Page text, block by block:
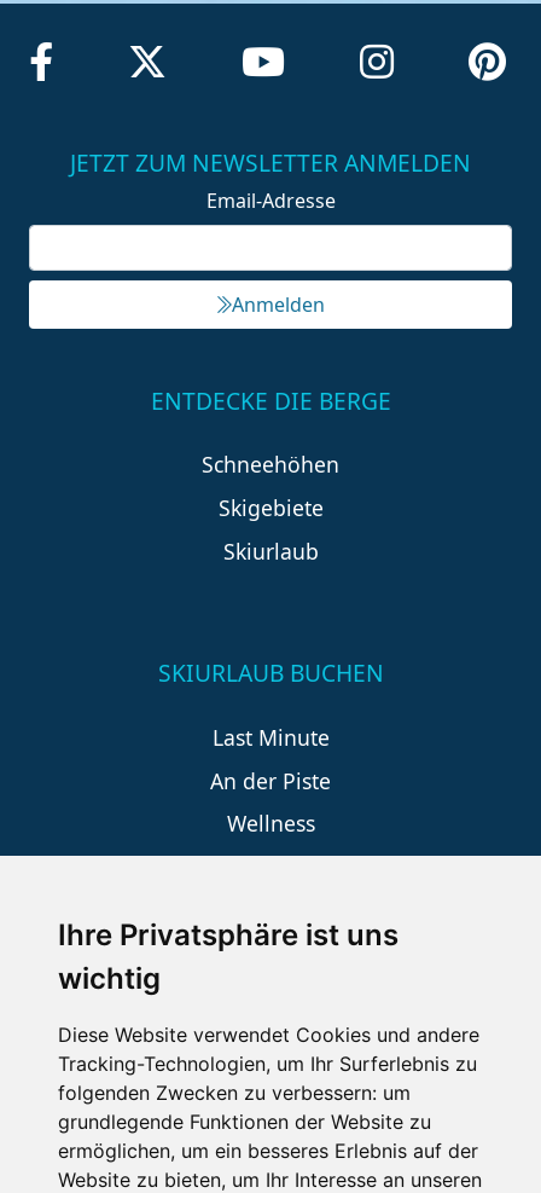
Ihre Privatsphäre ist uns
wichtig
Diese Website verwendet Cookies und andere
Tracking-Technologien, um Ihr Surferlebnis zu
folgenden Zwecken zu verbessern: um
grundlegende Funktionen der Website zu
ermöglichen, um ein besseres Erlebnis auf der
Website zu bieten, um Ihr Interesse an unseren
JETZT ZUM NEWSLETTER ANMELDEN
Email-Adresse
Anmelden
ENTDECKE DIE BERGE
Schneehöhen
Skigebiete
Skiurlaub
SKIURLAUB BUCHEN
Last Minute
An der Piste
Wellness
SCHNEEHÖHEN SKI APP
Die Schneehoehen Ski APP für iOS und Android - Ein
Muss für alle Wintersportler und Schneefreaks!